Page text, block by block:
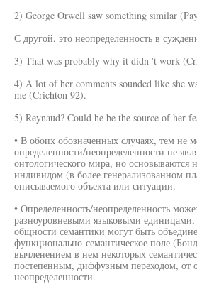
2) George Orwell saw something similar
С другой, это неопределенность в
3) That was probably why it didn 't work
4) A lot of her comments sounded like she
me (Crichton 92).
5) Reynaud? Could he be the source of her
• В обоих обозначенных случаях, тем не
определенности/неопределенности не
онтологического мира, но основываются
индивидом (в более генерализованном
описываемого объекта или ситуации.
• Определенность/неопределенность
разноуровневыми языковыми единицами,
общности семантики могут быть
функционально-семантическое поле
вычленением в нем некоторых
постепенным, диффузным переходом, от
неопределенности.